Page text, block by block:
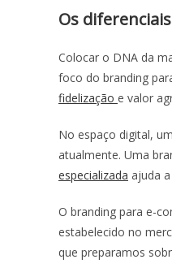
Os
Colocar o DNA da
foco do branding
fidelização e valor
No espaço digital,
atualmente. Uma
especializada ajuda
O branding para e-
estabelecido no
que preparamos